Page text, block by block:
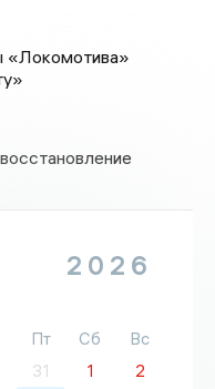
«Локомотива»
2026
Пт Сб
Вс
31 1
2